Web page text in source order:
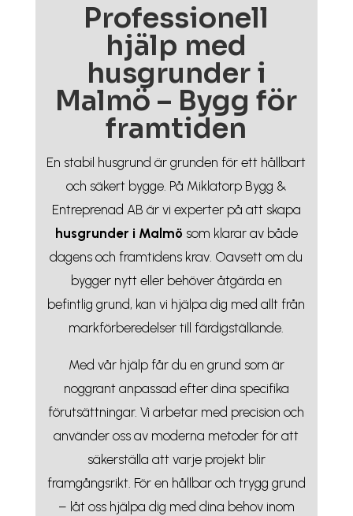
Professionell
hjälp med
husgrunder i
Malmö – Bygg för
framtiden
En stabil husgrund är grunden för ett hållbart
och säkert bygge. På Miklatorp Bygg &
Entreprenad AB är vi experter på att skapa
husgrunder i Malmö som klarar av både
dagens och framtidens krav. Oavsett om du
bygger nytt eller behöver åtgärda en
befintlig grund, kan vi hjälpa dig med allt från
markförberedelser till färdigställande.
Med vår hjälp får du en grund som är
noggrant anpassad efter dina specifika
förutsättningar. Vi arbetar med precision och
använder oss av moderna metoder för att
säkerställa att varje projekt blir
framgångsrikt. För en hållbar och trygg grund
– låt oss hjälpa dig med dina behov inom